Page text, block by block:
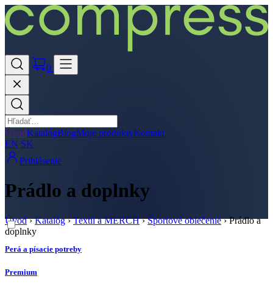
0
ÚvodKatalógBlogMoje produktyKontakt
EN SK
Prihlásenie
Prádlo a doplnky
Úvod › Katalóg › Textil a MERCH › Športové oblečenie › Prádlo a
doplnky
Perá a písacie potreby
Premium